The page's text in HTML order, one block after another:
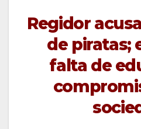
Regidor
de piratas;
falta de